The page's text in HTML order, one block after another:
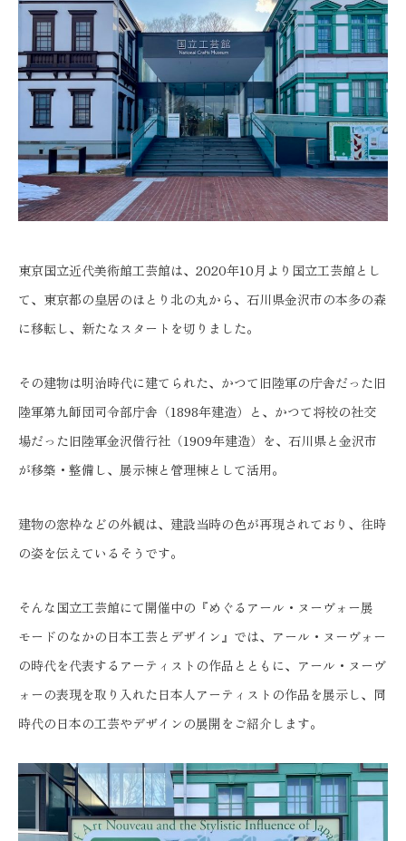
東京国立近代美術館工芸館は、2020年10月より国立工芸館とし
て、東京都の皇居のほとり北の丸から、石川県金沢市の本多の森
に移転し、新たなスタートを切りました。
その建物は明治時代に建てられた、かつて旧陸軍の庁舎だった旧
陸軍第九師団司令部庁舎（1898年建造）と、かつて将校の社交
場だった旧陸軍金沢偕行社（1909年建造）を、石川県と金沢市
が移築・整備し、展示棟と管理棟として活用。
建物の窓枠などの外観は、建設当時の色が再現されており、往時
の姿を伝えているそうです。
そんな国立工芸館にて開催中の『めぐるアール・ヌーヴォー展
モードのなかの日本工芸とデザイン』では、アール・ヌーヴォー
の時代を代表するアーティストの作品とともに、アール・ヌーヴ
ォーの表現を取り入れた日本人アーティストの作品を展示し、同
時代の日本の工芸やデザインの展開をご紹介します。